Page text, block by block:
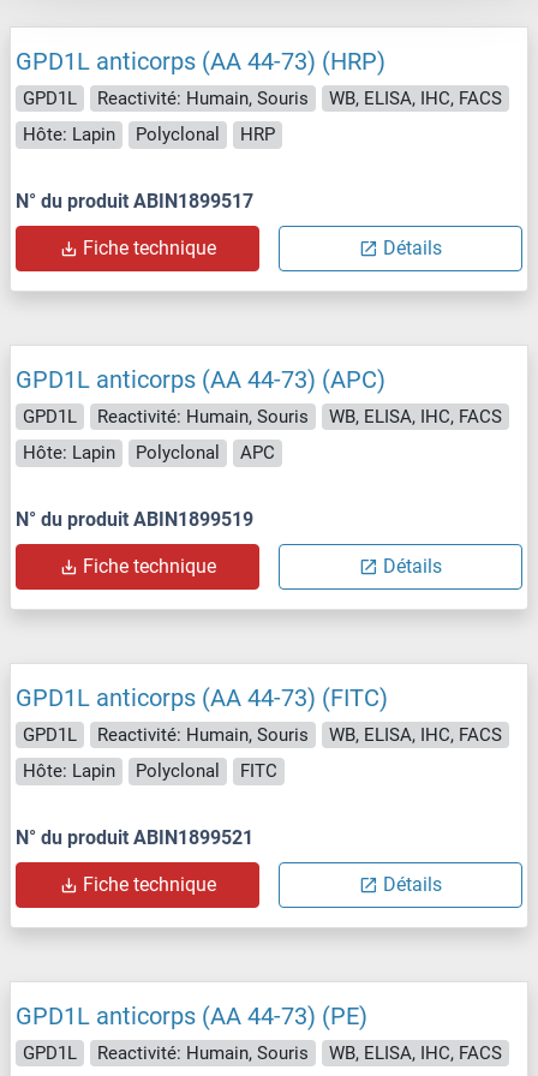
GPD1L anticorps (AA 44-73) (HRP)
GPD1L Reactivité: Humain, Souris
WB, ELISA, IHC, FACS
Hôte: Lapin
Polyclonal HRP
N° du produit ABIN1899517
Fiche technique Détails
GPD1L anticorps (AA 44-73) (APC)
GPD1L Reactivité: Humain, Souris
WB, ELISA, IHC, FACS
Hôte: Lapin
Polyclonal APC
N° du produit ABIN1899519
Fiche technique Détails
GPD1L anticorps (AA 44-73) (FITC)
GPD1L Reactivité: Humain, Souris
WB, ELISA, IHC, FACS
Hôte: Lapin
Polyclonal FITC
N° du produit ABIN1899521
Fiche technique Détails
GPD1L anticorps (AA 44-73) (PE)
GPD1L Reactivité: Humain, Souris WB, ELISA, IHC, FACS